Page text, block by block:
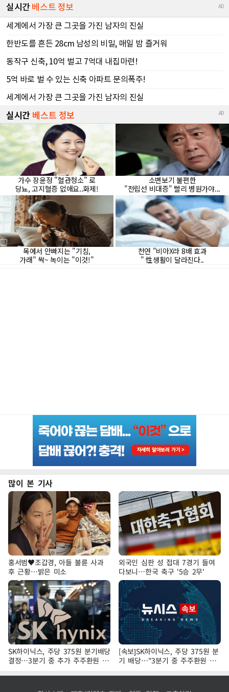
많이 본 기사
홍서범♥조갑경, 아들 불륜 사과
후 근황…밝은 미소
외국인 심판 성 접대 7경기 들여
다보니…한국 축구 '5승 2무'
SK하이닉스, 주당 375원 분기배당
결정…3분기 중 추가 주주환원 발
표
[속보]SK하이닉스, 주당 375원 분
기 배당…"3분기 중 주주환원 방
안 확정"